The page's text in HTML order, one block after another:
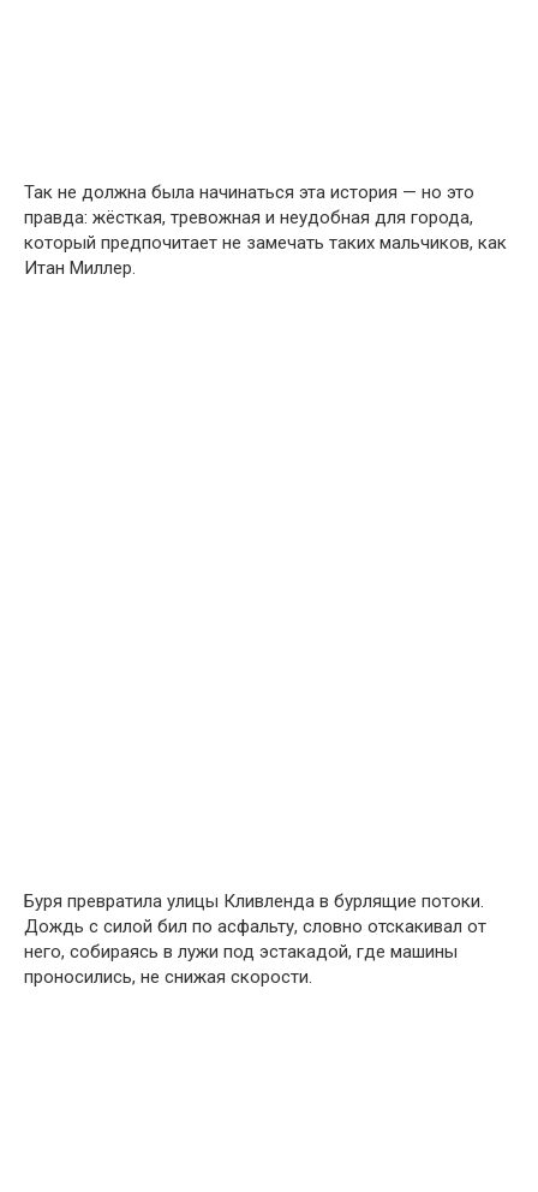
Так не должна была начинаться эта история — но это
правда: жёсткая, тревожная и неудобная для города,
который предпочитает не замечать таких мальчиков, как
Итан Миллер.
Буря превратила улицы Кливленда в бурлящие потоки.
Дождь с силой бил по асфальту, словно отскакивал от
него, собираясь в лужи под эстакадой, где машины
проносились, не снижая скорости.